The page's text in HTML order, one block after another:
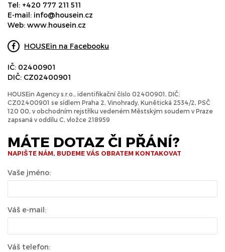
Tel: +420 777 211 511
E-mail: info@housein.cz
Web: www.housein.cz
HOUSEin na Facebooku
IČ: 02400901
DIČ: CZ02400901
HOUSEin Agency s.r.o., identifikační číslo 02400901, DIČ:
CZ02400901 se sídlem Praha 2, Vinohrady, Kunětická 2534/2, PSČ
120 00, v obchodním rejstříku vedeném Městským soudem v Praze
zapsaná v oddílu C, vložce 218959
MÁTE DOTAZ ČI PŘÁNÍ?
NAPIŠTE NÁM, BUDEME VÁS OBRATEM KONTAKOVAT
Vaše jméno:
Váš e-mail:
Váš telefon: